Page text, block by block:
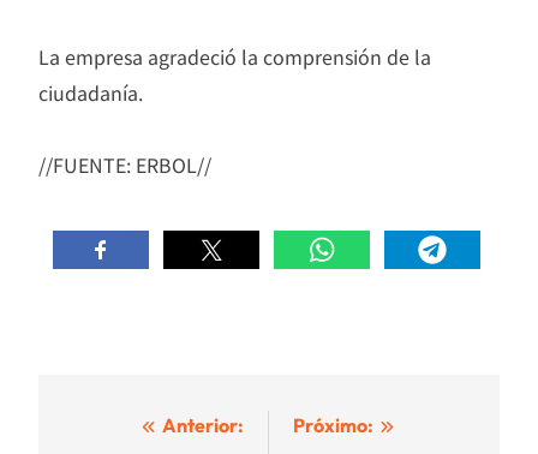
La empresa agradeció la comprensión de la
ciudadanía.
//FUENTE: ERBOL//
Navegación
Anterior:
Próximo: